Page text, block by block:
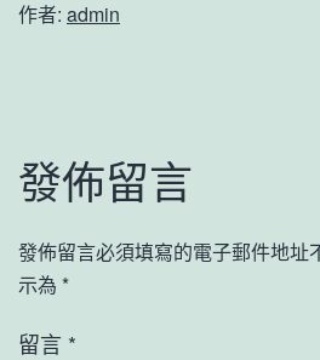
作者: admin
發佈留言
發佈留言必須填寫的電子郵件地址
示為 *
留言 *